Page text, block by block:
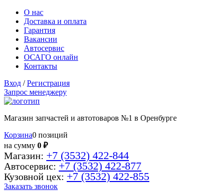
О нас
Доставка и оплата
Гарантия
Вакансии
Автосервис
ОСАГО онлайн
Контакты
Вход / Регистрация
Запрос менеджеру
Магазин запчастей и автотоваров №1 в Оренбурге
Корзина0 позиций
на сумму 0 ₽
Магазин: +7 (3532) 422-844
Автосервис: +7 (3532) 422-877
Кузовной цех: +7 (3532) 422-855
Заказать звонок